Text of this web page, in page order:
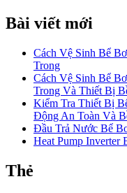
Bài viết mới
Cách Vệ Sinh Bể
Trong
Cách Vệ Sinh Bể
Trong Và Thiết Bị
Kiểm Tra Thiết Bị
Động An Toàn Và
Đầu Trả Nước Bể
Heat Pump Inverter
Thẻ